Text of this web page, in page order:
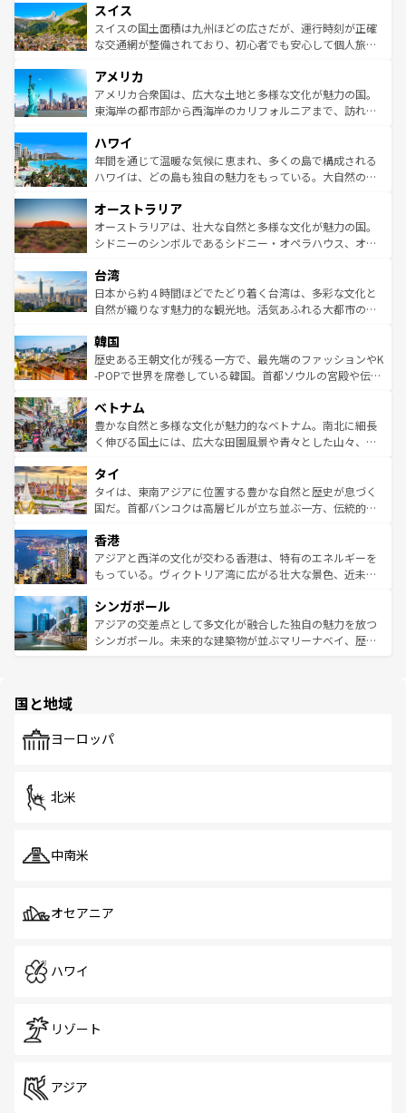
れる地方に足を運ぶとそれぞれで全く異なる文化を体験で
きるだろう。 なお、新着のフランス情報はコンテンツ一覧
を参照してほしい。
は、お酒好きな人にはぜひ体験してほしい。 なお、新着の
ドイツ情報はコンテンツ一覧を参照してほしい。
リアごとに異なる魅力がある。また、優雅なアフタヌーン
ティー、ビール好きにはたまらない英国パブ、サッカー観
戦など、本場だからこそできる体験も豊富。イギリスを旅
ンツ一覧を参照してほしい。
スイス
スイスの国土面積は九州ほどの広さだが、運行時刻が正確
な交通網が整備されており、初心者でも安心して個人旅行
の建物がそのまま残る町や、スイスならではのユニークな
博物館もあり、アルプス観光だけでなく町歩きも満喫する
ことができる。国民の所得が高いため物価も高いが、旅行
ば市内交通費無料で観光を楽しむこともできる。 なお、新
着のスイス情報はコンテンツ一覧 を参照してほしい。
アメリカ
アメリカ合衆国は、広大な土地と多様な文化が魅力の国。
東海岸の都市部から西海岸のカリフォルニアまで、訪れる
のような巨大都市は、観光、ショッピング、エンターテイ
ンメントが詰まった刺激的なスポットだ。一方、アメリカ
西部には大自然が広がり、グランドキャニオンやイエロー
部のニューオーリンズでは、音楽と美食が融合した独特の
文化が魅力。旅行者はアメリカの各地域で異なる魅力を楽
しみながら、その多様性と豊かな歴史を感じることができ
ならではの贅沢な旅のスタイルだ。 なお、新着のアメリカ
情報はコンテンツ一覧を参照してほしい。
ハワイ
年間を通じて温暖な気候に恵まれ、多くの島で構成される
ハワイは、どの島も独自の魅力をもっている。大自然の神
ワイ島は見逃せない。また、定番の観光地といえばオアフ
島だが、静かな自然を求めるならマウイ島やカウアイ島が
おすすめ。エメラルドグリーンに輝く海をはじめ、豊かな
れるおもてなしの心で訪れる人々を迎えてくれるハワイの
人々、おいしいローカルフードやハワイアンミュージッ
ク、伝統的なフラダンスなど、すべてがハワイの魅力を彩
ワイを、存分に味わってほしい。 なお、新着のハワイ情報
はコンテンツ一覧を参照してほしい。
オーストラリア
オーストラリアは、壮大な自然と多様な文化が魅力の国。
シドニーのシンボルであるシドニー・オペラハウス、オー
リアリーフや大陸中央部にそびえるウルル（エアーズロッ
ク）、タスマニアの美しい原生林やケアンズの熱帯雨林な
ど、見どころがたくさん。また、カフェやワイン、オージ
いる。アクティビティも充実しており、サーフィンやダイ
ビング、ハイキングなど、アウトドア好きにはたまらな
い。オーストラリアの多彩な魅力を存分に味わいつくそ
参照してほしい。
台湾
日本から約４時間ほどでたどり着く台湾は、多彩な文化と
自然が織りなす魅力的な観光地。活気あふれる大都市の台
ン）、静ひつな山岳地帯である台湾東部など、都市の喧騒
と山間の静けさが共存しており、訪れる人に新しい発見と
驚きをもたらしてくれる。また、奥深い台湾の食文化も魅
容にもいいと評判のスイーツなど、バラエティ豊かな料理
が味わえる。 なお、新着の台湾情報は コンテンツ一覧を参
照してほしい。
韓国
歴史ある王朝文化が残る一方で、最先端のファッションやK
-POPで世界を席巻している韓国。首都ソウルの宮殿や伝統
き、地方に足を延ばせば四季折々の自然美を楽しむことが
できる。そして、キムチや焼肉、絶品のストリートフード
まで、さまざまな韓国料理が待っている。夜には、韓国な
リティに包まれながら、韓国の多彩な魅力を心ゆくまで味
わってみてほしい。 なお、新着の韓国情報はコンテンツ一
覧を参照してほしい。
ベトナム
豊かな自然と多様な文化が魅力的なベトナム。南北に細長
く伸びる国土には、広大な田園風景や青々とした山々、世
急速な発展と共に伝統が息づく。ハノイの古い町並みやホ
ーチミン市のフランス統治時代の建物も、独特の雰囲気を
醸し出している。また、バラエティの豊かさとおいしさで
とつ。フォーやバインミー、ベトナムコーヒーなどは、ぜ
ひ現地で味わいたい。どの地域を訪れてもあたたかい人々
が旅行者を迎えてくれるので、きっと忘れられない旅にな
参照してほしい。
タイ
タイは、東南アジアに位置する豊かな自然と歴史が息づく
国だ。首都バンコクは高層ビルが立ち並ぶ一方、伝統的な
の活気が交差している。北部ではチェンマイなどの山岳地
帯で自然と触れ合い、南部ではプーケットやクラビの美し
いビーチでリゾート気分を楽しむことができる。タイ料理
激する。気候は一年中温暖で、どの季節にも異なる楽しみ
が待っている。親しみやすいタイの人々、仏教を中心とし
た文化、そして多様な観光資源が、訪れる旅人を魅了し続
香港
アジアと西洋の文化が交わる香港は、特有のエネルギーを
もっている。ヴィクトリア湾に広がる壮大な景色、近未来
み、どこを訪れても感動するはず。観光スポットが密集し
ており、効率よく見どころを回れるのも魅力。息をのむよ
うな絶景から文化的な体験まで、香港を存分に楽しみ尽く
シンガポール
アジアの交差点として多文化が融合した独自の魅力を放つ
シンガポール。未来的な建築物が並ぶマリーナベイ、歴史
で、ホーカーズは地元の風情を楽しめる外せないスポット
国と地域
ヨーロッパ
北米
中南米
オセアニア
ハワイ
リゾート
アジア